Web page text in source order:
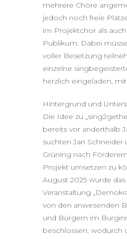
mehrere Chöre
jedoch noch freie
im Projektchor als
Publikum. Dabei
voller Besetzung
einzelne
herzlich eingeladen,
Hintergrund und
Die Idee zu
bereits vor anderthalb
suchten Jan Schneider
Grüning nach
Projekt umsetzen zu
August 2025 wurde
Veranstaltung
von den anwesenden
und Bürgern im
beschlossen, wodurch